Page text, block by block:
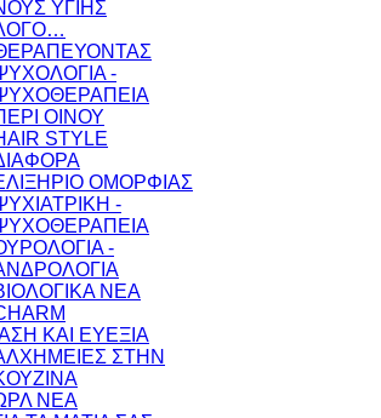
ΥΓΙΗΣ
-
ΟΙΝΟΥ
STYLE
ΟΜΟΡΦΙΑΣ
-
-
ΝΕΑ
ΚΑΙ ΕΥΕΞΙΑ
ΣΤΗΝ
ΝEA